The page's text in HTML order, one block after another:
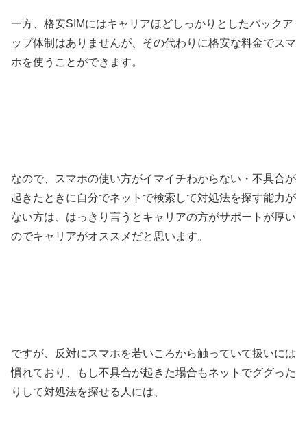
一方、格安SIMにはキャリアほどしっかりとしたバックア
ップ体制はありませんが、その代わりに格安な料金でスマ
ホを使うことができます。
なので、スマホの使い方がイマイチわからない・不具合が
起きたときに自分でネットで検索して対処法を探す能力が
ない方は、はっきり言うとキャリアの方がサポートが厚い
のでキャリアがオススメだと思います。
ですが、反対にスマホを若いころから触っていて扱いには
慣れており、もし不具合が起きた場合もネットでググった
りして対処法を探せる人には、